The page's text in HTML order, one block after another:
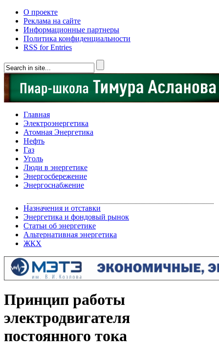
О проекте
Реклама на сайте
Информационные партнеры
Политика конфиденциальности
RSS for Entries
Главная
Электроэнергетика
Атомная Энергетика
Нефть
Газ
Уголь
Люди в энергетике
Энергосбережение
Энергоснабжение
Назначения и отставки
Энергетика и фондовый рынок
Статьи об энергетике
Альтернативная энергетика
ЖКХ
Принцип работы
электродвигателя
постоянного тока